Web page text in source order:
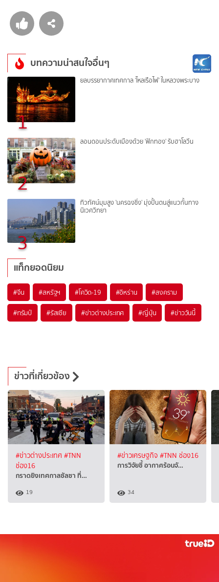
บทความน่าสนใจอื่นๆ
1
ยลบรรยากาศเทศกาล 'ไหลเรือไฟ' ในหลวงพระบาง
2
ลอนดอนประดับเมืองด้วย 'ฟักทอง' รับฮาโลวีน
3
ทิวทัศน์มุมสูง 'นครฉงชิ่ง' มุ่งปั้นตนสู่แนวกั้นทาง
นิเวศวิทยา
แท็กยอดนิยม
#จีน #สหรัฐฯ #โควิด-19 #อิหร่าน #สงคราม
#ทรัมป์ #รัสเซีย #ข่าวต่างประเทศ #ญี่ปุ่น #ข่าววันนี้
ข่าวที่เกี่ยวข้อง
#ข่าวต่างประเทศ #TNN
ช่อง16
กราดยิงเทศกาลซัลซา ที่…
19
#ข่าวเศรษฐกิจ #TNN ช่อง16
การวิจัยชี้ อากาศร้อนจั…
34